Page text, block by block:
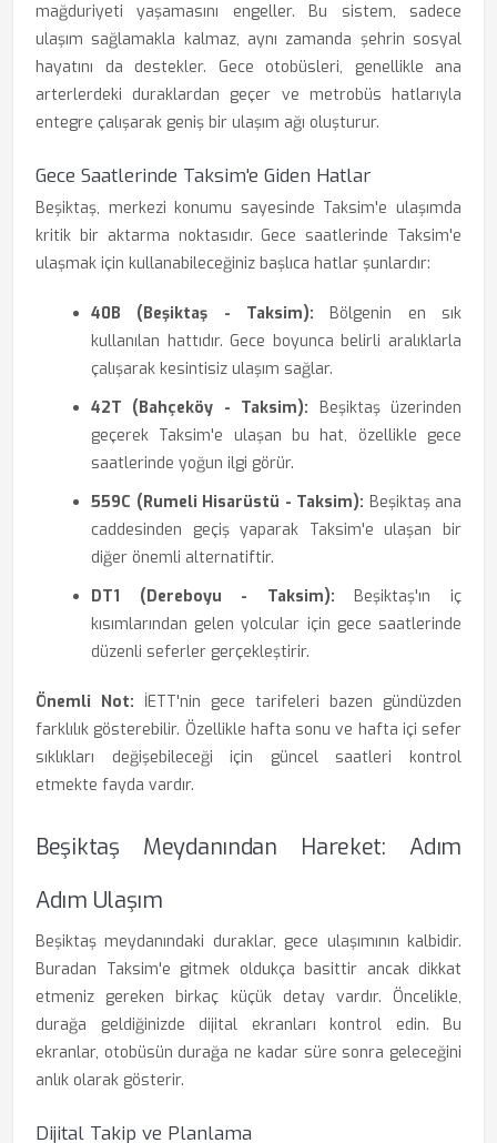
mağduriyeti yaşamasını engeller. Bu sistem, sadece
ulaşım sağlamakla kalmaz, aynı zamanda şehrin sosyal
hayatını da destekler. Gece otobüsleri, genellikle ana
arterlerdeki duraklardan geçer ve metrobüs hatlarıyla
entegre çalışarak geniş bir ulaşım ağı oluşturur.
Gece Saatlerinde Taksim'e Giden Hatlar
Beşiktaş, merkezi konumu sayesinde Taksim'e ulaşımda
kritik bir aktarma noktasıdır. Gece saatlerinde Taksim'e
ulaşmak için kullanabileceğiniz başlıca hatlar şunlardır:
40B (Beşiktaş - Taksim): Bölgenin en sık
kullanılan hattıdır. Gece boyunca belirli aralıklarla
çalışarak kesintisiz ulaşım sağlar.
42T (Bahçeköy - Taksim): Beşiktaş üzerinden
geçerek Taksim'e ulaşan bu hat, özellikle gece
saatlerinde yoğun ilgi görür.
559C (Rumeli Hisarüstü - Taksim): Beşiktaş ana
caddesinden geçiş yaparak Taksim'e ulaşan bir
diğer önemli alternatiftir.
DT1 (Dereboyu - Taksim): Beşiktaş'ın iç
kısımlarından gelen yolcular için gece saatlerinde
düzenli seferler gerçekleştirir.
Önemli Not: İETT'nin gece tarifeleri bazen gündüzden
farklılık gösterebilir. Özellikle hafta sonu ve hafta içi sefer
sıklıkları değişebileceği için güncel saatleri kontrol
etmekte fayda vardır.
Beşiktaş Meydanından Hareket: Adım
Adım Ulaşım
Beşiktaş meydanındaki duraklar, gece ulaşımının kalbidir.
Buradan Taksim'e gitmek oldukça basittir ancak dikkat
etmeniz gereken birkaç küçük detay vardır. Öncelikle,
durağa geldiğinizde dijital ekranları kontrol edin. Bu
ekranlar, otobüsün durağa ne kadar süre sonra geleceğini
anlık olarak gösterir.
Dijital Takip ve Planlama